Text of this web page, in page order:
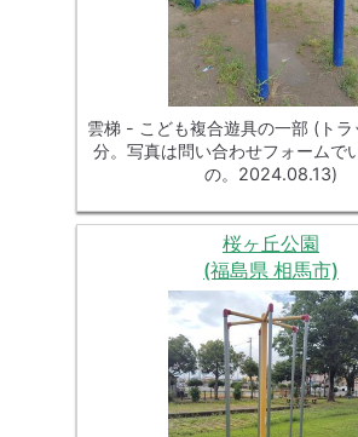
雲梯 - こども複合遊具の一部 (トラ
分。写真は問い合わせフォームで
の。2024.08.13)
桜ヶ丘公園
(福島県 相馬市)